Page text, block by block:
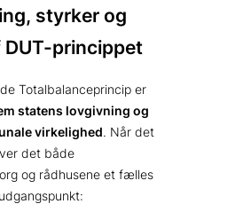
styrker og
DUT-princippet
Totalbalanceprincip er
statens lovgivning og
virkelighed. Når det
det både
og rådhusene et fælles